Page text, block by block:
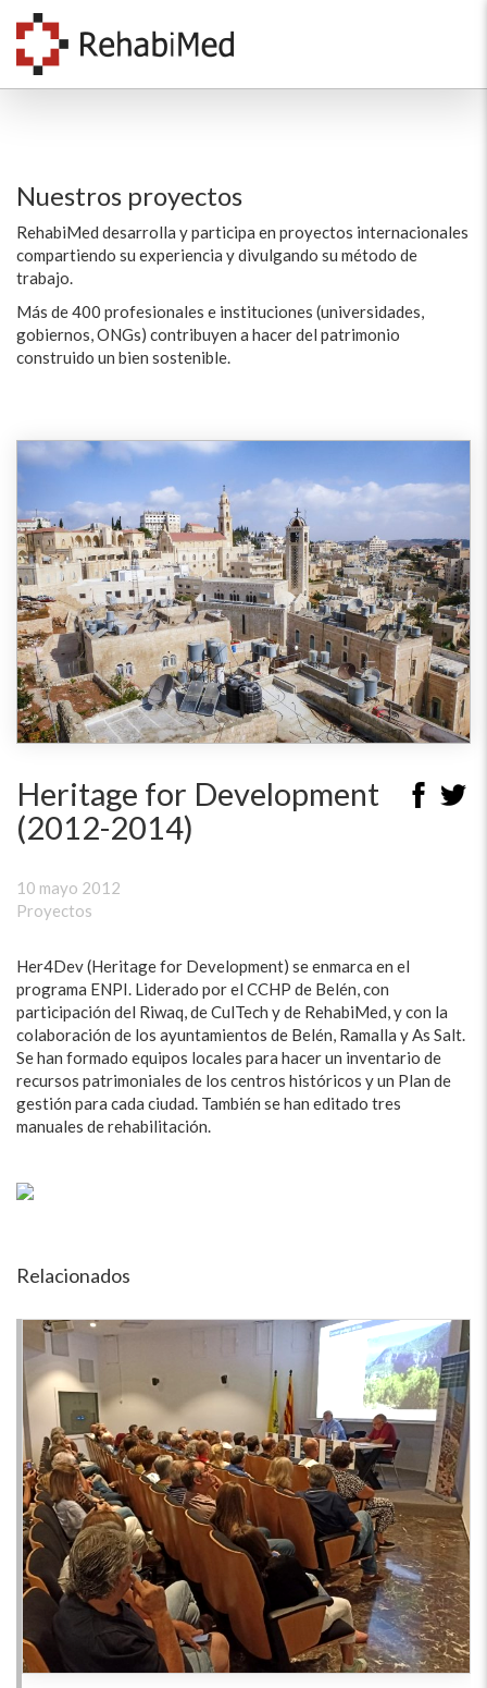
Nuestros proyectos
RehabiMed desarrolla y participa en proyectos internacionales
compartiendo su experiencia y divulgando su método de
trabajo.
Más de 400 profesionales e instituciones (universidades,
gobiernos, ONGs) contribuyen a hacer del patrimonio
construido un bien sostenible.
Heritage for Development
(2012-2014)
10 mayo 2012
Proyectos
Her4Dev (Heritage for Development) se enmarca en el
programa ENPI. Liderado por el CCHP de Belén, con
participación del Riwaq, de CulTech y de RehabiMed, y con la
colaboración de los ayuntamientos de Belén, Ramalla y As Salt.
Se han formado equipos locales para hacer un inventario de
recursos patrimoniales de los centros históricos y un Plan de
gestión para cada ciudad. También se han editado tres
manuales de rehabilitación.
Relacionados